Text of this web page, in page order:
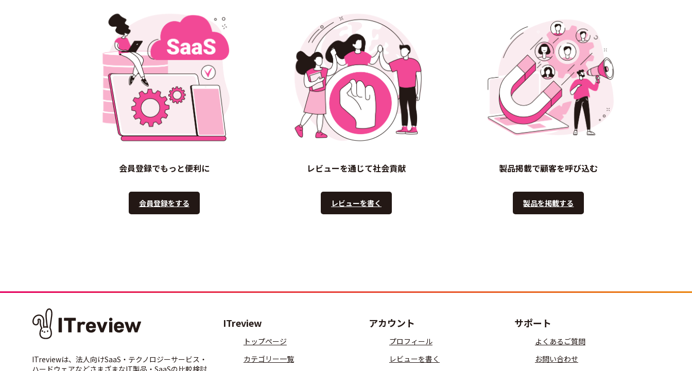
会員登録でもっと便利に
会員登録をする
レビューを通じて社会貢献
レビューを書く
製品掲載で顧客を呼び込む
製品を掲載する
ITreviewは、法人向けSaaS・テクノロジーサービス・
ITreview
トップページ
カテゴリー一覧
アカウント
プロフィール
レビューを書く
サポート
よくあるご質問
お問い合わせ